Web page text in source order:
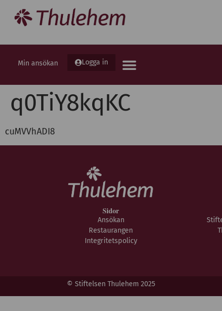
Min ansökan Logga in
q0TiY8kqKC
cuMVVhADI8
Sidor
Ansökan
Restaurangen
Integritetspolicy
© Stiftelsen Thulehem 2025